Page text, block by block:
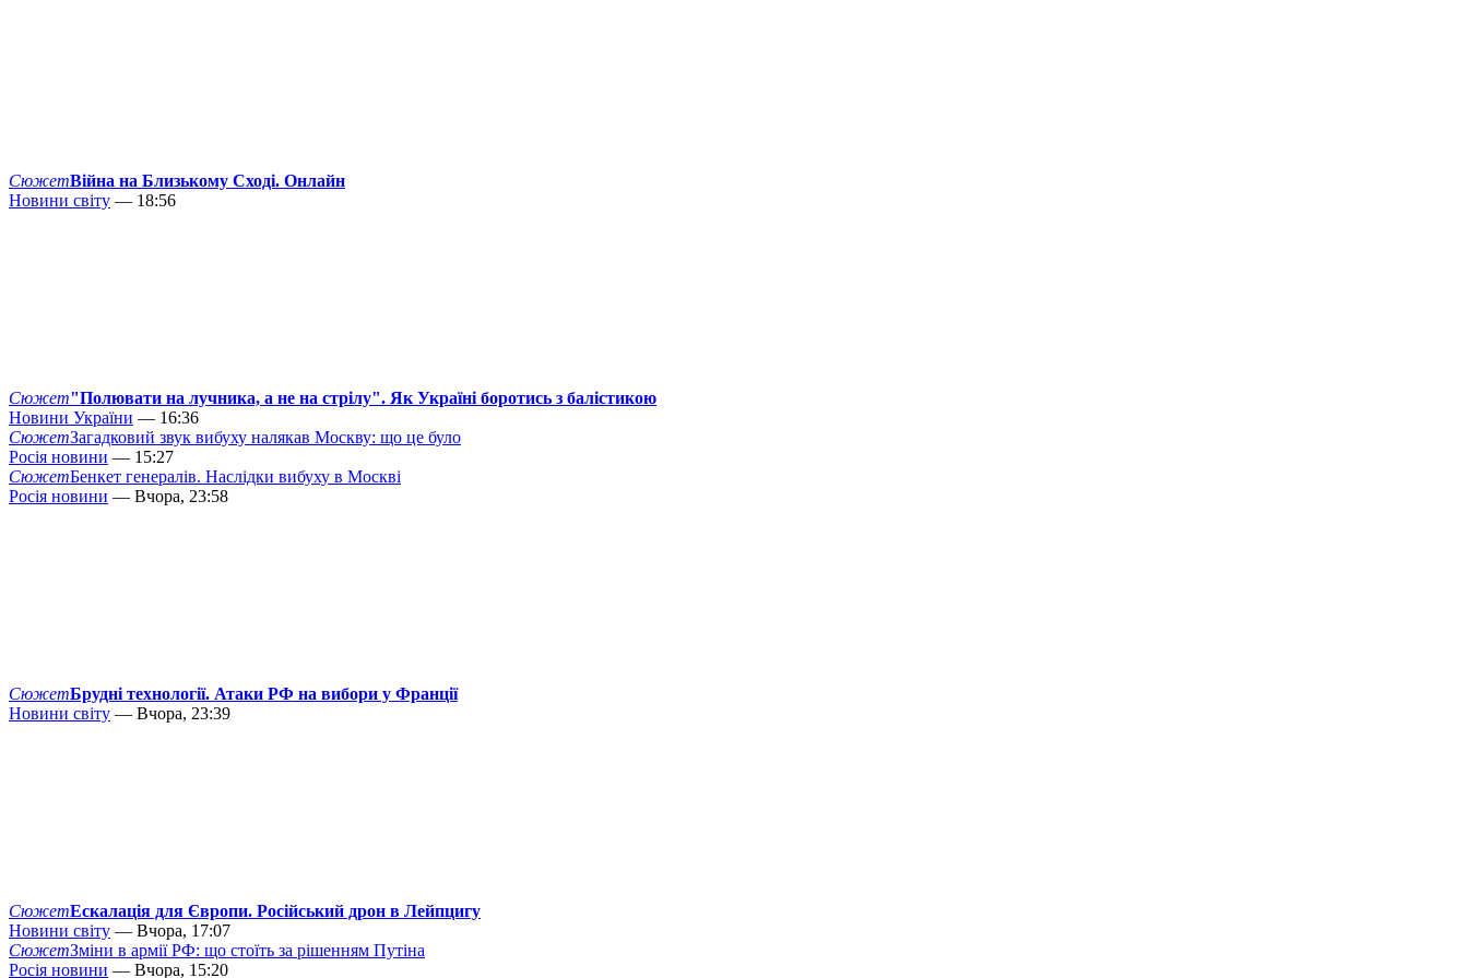
СюжетВійна на Близькому Сході. Онлайн
Новини світу — 18:56
Сюжет"Полювати на лучника, а не на стрілу". Як Україні боротись з балістикою
Новини України — 16:36
СюжетЗагадковий звук вибуху налякав Москву: що це було
Росія новини — 15:27
СюжетБенкет генералів. Наслідки вибуху в Москві
Росія новини — Вчора, 23:58
СюжетБрудні технології. Атаки РФ на вибори у Франції
Новини світу — Вчора, 23:39
СюжетЕскалація для Європи. Російський дрон в Лейпцигу
Новини світу — Вчора, 17:07
СюжетЗміни в армії РФ: що стоїть за рішенням Путіна
Росія новини — Вчора, 15:20